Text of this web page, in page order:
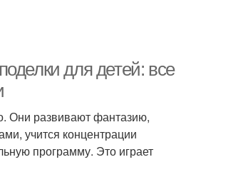
для детей: все
Они развивают фантазию,
учится концентрации
программу. Это играет